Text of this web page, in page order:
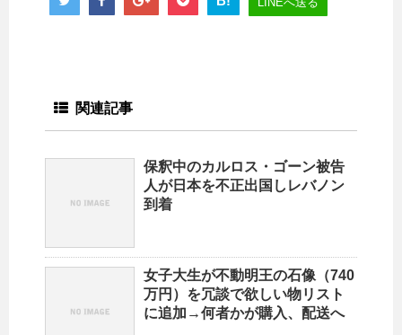
関連記事
保釈中のカルロス・ゴーン被告
人が日本を不正出国しレバノン
到着
女子大生が不動明王の石像（740
万円）を冗談で欲しい物リスト
に追加→何者かが購入、配送へ